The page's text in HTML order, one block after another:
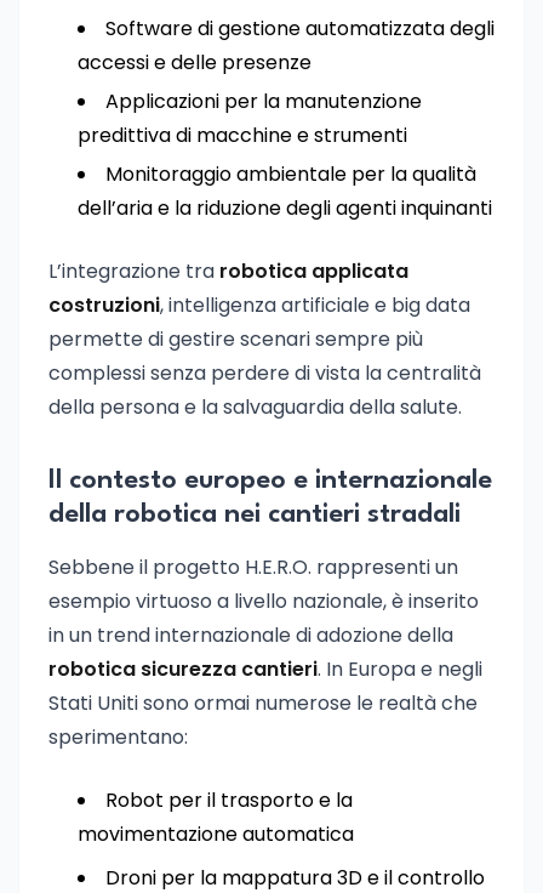
Software di gestione automatizzata degli
accessi e delle presenze
Applicazioni per la manutenzione
predittiva di macchine e strumenti
Monitoraggio ambientale per la qualità
dell’aria e la riduzione degli agenti inquinanti
L’integrazione tra robotica applicata
costruzioni, intelligenza artificiale e big data
permette di gestire scenari sempre più
complessi senza perdere di vista la centralità
della persona e la salvaguardia della salute.
Il contesto europeo e internazionale
della robotica nei cantieri stradali
Sebbene il progetto H.E.R.O. rappresenti un
esempio virtuoso a livello nazionale, è inserito
in un trend internazionale di adozione della
robotica sicurezza cantieri. In Europa e negli
Stati Uniti sono ormai numerose le realtà che
sperimentano:
Robot per il trasporto e la
movimentazione automatica
Droni per la mappatura 3D e il controllo